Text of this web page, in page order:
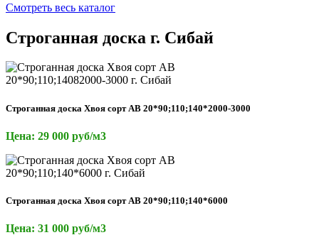
Смотреть весь каталог
Строганная доска г. Сибай
Строганная доска Хвоя сорт АВ 20*90;110;140*2000-3000
Цена: 29 000 руб/м3
Строганная доска Хвоя сорт АВ 20*90;110;140*6000
Цена: 31 000 руб/м3